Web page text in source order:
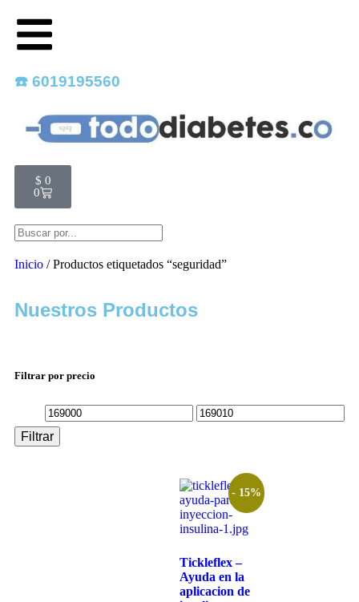
☎️ 6019195560
$ 0
0
Inicio / Productos etiquetados “seguridad”
Nuestros Productos
Filtrar por precio
Filtrar
- 15%
Tickleflex –
Ayuda en la
aplicacion de